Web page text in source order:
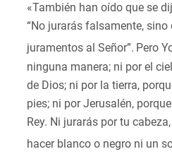
«También han oído que se
“No jurarás falsamente,
juramentos al Señor”. Pero
ninguna manera; ni por el
de Dios; ni por la tierra,
pies; ni por Jerusalén,
Rey. Ni jurarás por tu
hacer blanco o negro ni un